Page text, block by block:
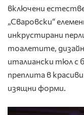
включени
„Сваровски“
инкрустирани
тоалетите,
италиански тюл с
преплита в
изящни форми.